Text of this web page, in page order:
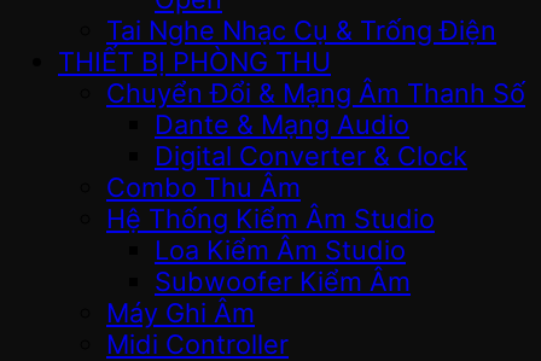
Tai Nghe Nhạc Cụ & Trống Điện
THIẾT BỊ PHÒNG THU
Chuyển Đổi & Mạng Âm Thanh Số
Dante & Mạng Audio
Digital Converter & Clock
Combo Thu Âm
Hệ Thống Kiểm Âm Studio
Loa Kiểm Âm Studio
Subwoofer Kiểm Âm
Máy Ghi Âm
Midi Controller